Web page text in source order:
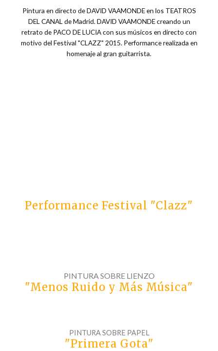
Pintura en directo de DAVID VAAMONDE en los TEATROS
DEL CANAL de Madrid. DAVID VAAMONDE creando un
retrato de PACO DE LUCIA con sus músicos en directo con
motivo del Festival "CLAZZ" 2015. Performance realizada en
homenaje al gran guitarrista.
Performance Festival "Clazz"
PINTURA SOBRE LIENZO
"Menos Ruido y Más Música"
PINTURA SOBRE PAPEL
"Primera Gota"